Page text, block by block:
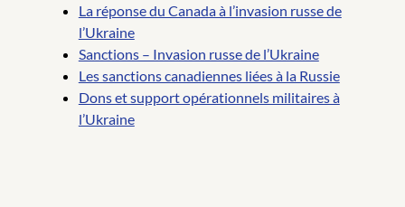
La réponse du Canada à l’invasion russe de
l’Ukraine
Sanctions – Invasion russe de l’Ukraine
Les sanctions canadiennes liées à la Russie
Dons et support opérationnels militaires à
l’Ukraine